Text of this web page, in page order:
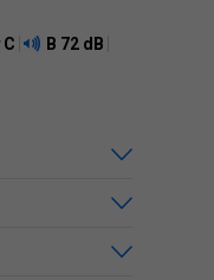
C B 72 dB